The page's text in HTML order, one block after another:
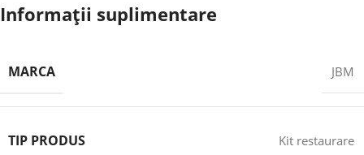
Informații suplimentare
MARCA JBM
TIP PRODUS Kit restaurare